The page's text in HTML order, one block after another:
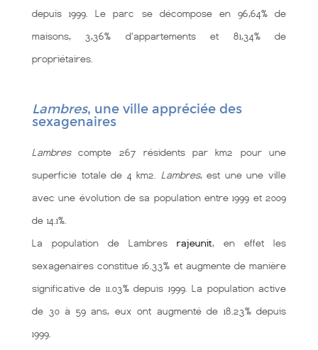
depuis 1999. Le parc se décompose en 96,64% de
maisons, 3,36% d'appartements et 81,34% de
propriétaires.
Lambres, une ville appréciée des
sexagenaires
Lambrescompte 267 résidents par km2 pour une
superficie totale de 4 km2. Lambres, est une une ville
avec une évolution de sa population entre 1999 et 2009
de 14.1%.
La population de Lambresrajeunit, en effet les
sexagenaires constitue 16.33% et augmente de manière
significative de 11.03% depuis 1999. La population active
de 30 à 59 ans, eux ont augmenté de 18.23% depuis
1999.